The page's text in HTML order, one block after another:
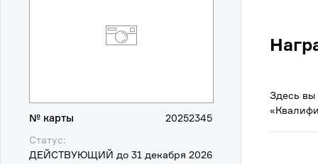
№ карты
20252345
Статус:
ДЕЙСТВУЮЩИЙ до 31 декабря 2026
Здесь вы